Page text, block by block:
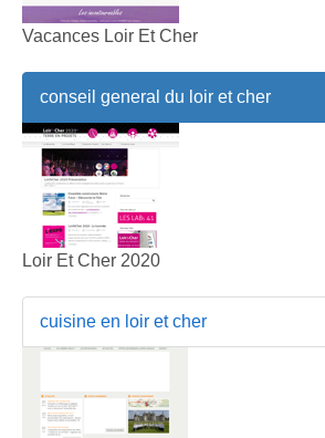
Vacances Loir Et Cher
conseil general du loir et cher
Loir Et Cher 2020
cuisine en loir et cher